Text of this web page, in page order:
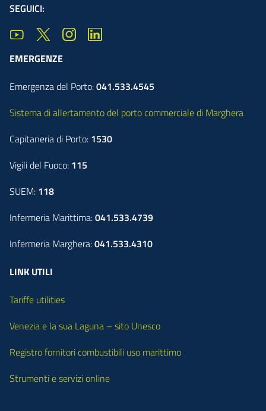
SEGUICI:
EMERGENZE
Emergenza del Porto:041.533.4545
Sistema di allertamento del porto commerciale di Marghera
Capitaneria di Porto: 1530
Vigili del Fuoco: 115
SUEM: 118
Infermeria Marittima:041.533.4739
Infermeria Marghera:041.533.4310
LINK UTILI
Tariffe utilities
Venezia e la sua Laguna – sito Unesco
Registro fornitori combustibili uso marittimo
Strumenti e servizi online